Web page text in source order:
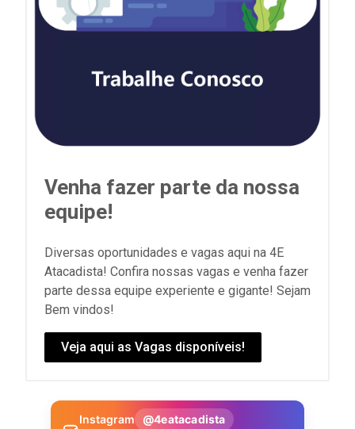
Venha fazer parte da nossa
equipe!
Diversas oportunidades e vagas aqui na 4E
Atacadista! Confira nossas vagas e venha fazer
parte dessa equipe experiente e gigante! Sejam
Bem vindos!
Veja aqui as Vagas disponíveis!
Instagram
@4eatacadista